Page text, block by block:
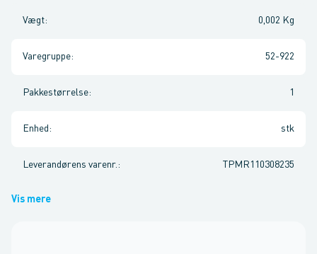
Vægt: 0,002 Kg
Varegruppe: 52-922
Pakkestørrelse: 1
Enhed : stk
Leverandørens varenr. : TPMR110308235
Vis mere